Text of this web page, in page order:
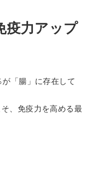
疫力アップ
「腸」に存在して
、免疫力を高める最